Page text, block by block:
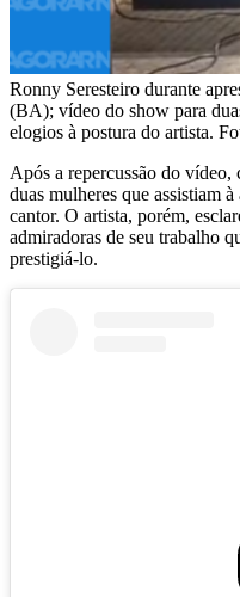
Ronny Seresteiro durante
(BA); vídeo do show para
elogios à postura do artista.
Após a repercussão do
duas mulheres que assistiam
cantor. O artista, porém,
admiradoras de seu trabalho
prestigiá-lo.